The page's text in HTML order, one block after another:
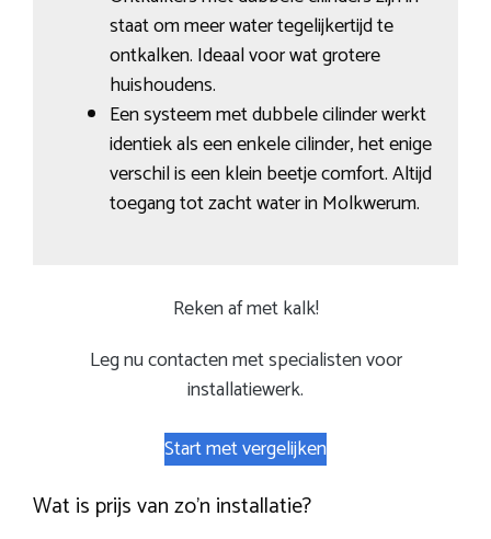
staat om meer water tegelijkertijd te
ontkalken. Ideaal voor wat grotere
huishoudens.
Een systeem met dubbele cilinder werkt
identiek als een enkele cilinder, het enige
verschil is een klein beetje comfort. Altijd
toegang tot zacht water in Molkwerum.
Reken af met kalk!
Leg nu contacten met specialisten voor
installatiewerk.
Start met vergelijken
Wat is prijs van zo’n installatie?